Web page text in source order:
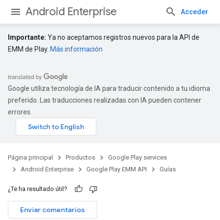
Android Enterprise Acceder
Importante: Ya no aceptamos registros nuevos para la API de
EMM de Play. Más información
Google utiliza tecnología de IA para traducir contenido a tu idioma
preferido. Las traducciones realizadas con IA pueden contener
errores.
Página principal Productos
Google Play services
Android Enterprise
Google Play EMM API Guías
¿Te ha resultado útil?
Enviar comentarios